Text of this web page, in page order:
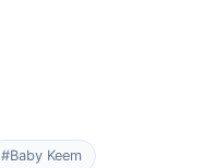
#Baby Keem